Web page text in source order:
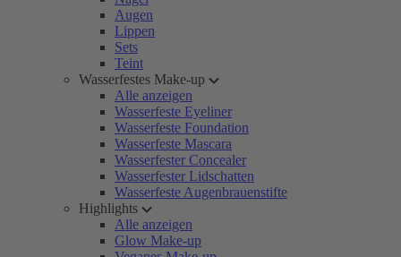
Augen
Lippen
Sets
Teint
Wasserfestes Make-up
Alle anzeigen
Wasserfeste Eyeliner
Wasserfeste Foundation
Wasserfeste Mascara
Wasserfester Concealer
Wasserfester Lidschatten
Wasserfeste Augenbrauenstifte
Highlights
Alle anzeigen
Glow Make-up